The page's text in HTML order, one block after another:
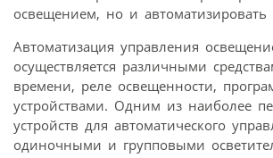
освещением, но и
Автоматизация управления
осуществляется различными
времени, реле освещенности,
устройствами. Одним из наиболее
устройств для автоматического
одиночными и групповыми